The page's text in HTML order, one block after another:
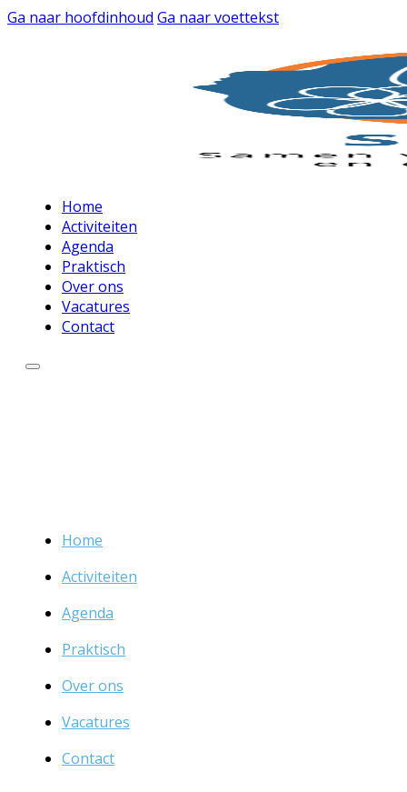
Ga naar hoofdinhoud Ga naar voettekst
Home
Activiteiten
Agenda
Praktisch
Over ons
Vacatures
Contact
Home
Activiteiten
Agenda
Praktisch
Over ons
Vacatures
Contact